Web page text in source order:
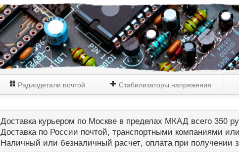
Радиодетали почтой Стабилизаторы напряжения
Доставка курьером по Москве в пределах МКАД всего 350
Доставка по России почтой, транспортными компаниями
Наличный или безналичный расчет, оплата при получении